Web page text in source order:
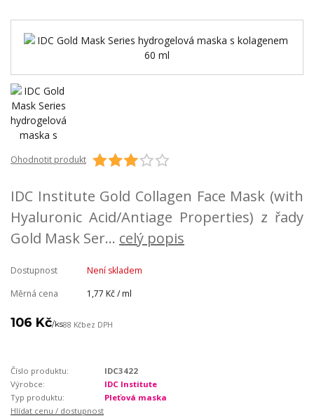
Ohodnotit produkt
IDC Institute Gold Collagen Face Mask (with
Hyaluronic Acid/Antiage Properties) z řady
Gold Mask Ser... celý popis
Dostupnost
Není skladem
Měrná cena
1,77 Kč / ml
106 Kč/ks88 Kčbez DPH
Číslo produktu:
IDC3422
Výrobce:
IDC Institute
Typ produktu:
Pleťová maska
Hlídat cenu / dostupnost